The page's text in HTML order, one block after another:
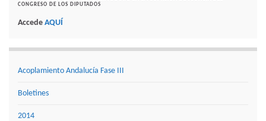
CONGRESO DE LOS DIPUTADOS
Accede AQUÍ
Acoplamiento Andalucía Fase III
Boletines
2014